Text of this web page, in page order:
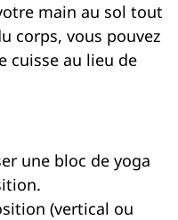
main au sol tout
corps, vous pouvez
cuisse au lieu de
une bloc de yoga
(vertical ou